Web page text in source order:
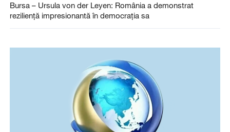
Bursa – Ursula von der Leyen: România a demonstrat
rezilienţă impresionantă în democraţia sa